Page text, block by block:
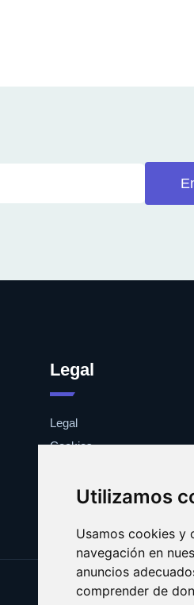
Utilizamos
Usamos cookies y
navegación en
anuncios
comprender de
Legal
Legal
Cookies